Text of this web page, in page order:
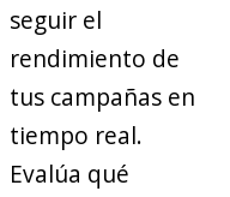
seguir el
rendimiento de
tus campañas en
tiempo real.
Evalúa qué